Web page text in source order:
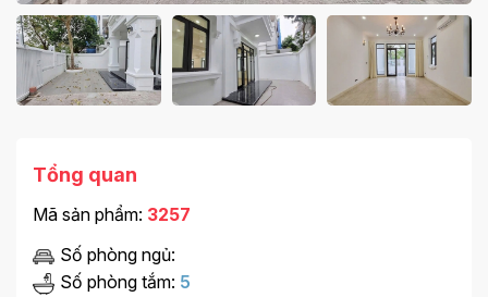
Tổng quan
Mã sản phẩm: 3257
Số phòng ngủ:
Số phòng tắm: 5